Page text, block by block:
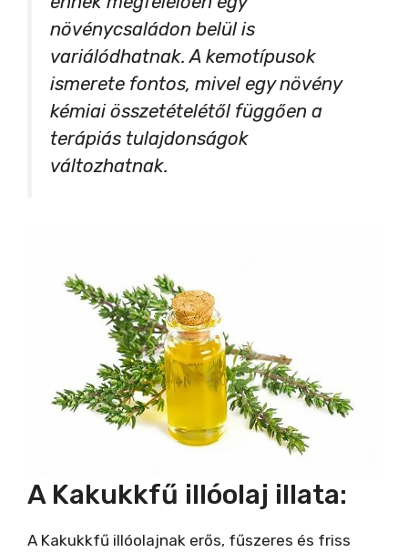
növénycsaládon belül is
variálódhatnak. A kemotípusok
ismerete fontos, mivel egy növény
kémiai összetételétől függően a
terápiás tulajdonságok
változhatnak.
A Kakukkfű illóolaj illata:
A Kakukkfű illóolajnak erős, fűszeres és friss